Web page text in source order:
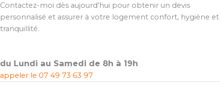
Contactez-moi dès aujourd’hui pour obtenir un devis
personnalisé et assurer à votre logement confort, hygiène et
tranquillité.
du Lundi au Samedi de 8h à 19h
appeler le 07 49 73 63 97